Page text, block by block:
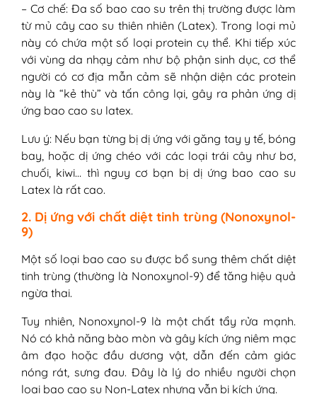
– Cơ chế: Đa số bao cao su trên thị trường được làm
từ mủ cây cao su thiên nhiên (Latex). Trong loại mủ
này có chứa một số loại protein cụ thể. Khi tiếp xúc
với vùng da nhạy cảm như bộ phận sinh dục, cơ thể
người có cơ địa mẫn cảm sẽ nhận diện các protein
này là “kẻ thù” và tấn công lại, gây ra phản ứng dị
ứng bao cao su latex.
Lưu ý: Nếu bạn từng bị dị ứng với găng tay y tế, bóng
bay, hoặc dị ứng chéo với các loại trái cây như bơ,
chuối, kiwi… thì nguy cơ bạn bị dị ứng bao cao su
Latex là rất cao.
2. Dị ứng với chất diệt tinh trùng (Nonoxynol-
9)
Một số loại bao cao su được bổ sung thêm chất diệt
tinh trùng (thường là Nonoxynol-9) để tăng hiệu quả
ngừa thai.
Tuy nhiên, Nonoxynol-9 là một chất tẩy rửa mạnh.
Nó có khả năng bào mòn và gây kích ứng niêm mạc
âm đạo hoặc đầu dương vật, dẫn đến cảm giác
nóng rát, sưng đau. Đây là lý do nhiều người chọn
loại bao cao su Non-Latex nhưng vẫn bị kích ứng.